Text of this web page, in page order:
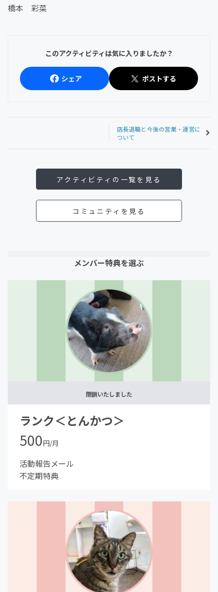
橋本 彩菜
このアクティビティは気に入りましたか？
シェア ポストする
店長退職と今後の営業・運営に
ついて
アクティビティの一覧を見る
コミュニティを見る
メンバー特典を選ぶ
閉鎖いたしました
ランク＜とんかつ＞
500円/月
活動報告メール
不定期特典